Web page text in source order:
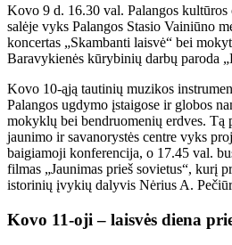
Kovo 9 d. 16.30 val. Palangos
salėje vyks Palangos Stasio Vainiūno
koncertas „Skambanti laisvė“ bei
Baravykienės kūrybinių darbų paroda
Kovo 10-ąją tautinių muzikos
Palangos ugdymo įstaigose ir globos
mokyklų bei bendruomenių erdves. Tą
jaunimo ir savanorystės centre vyks
baigiamoji konferencija, o 17.45 val.
filmas „Jaunimas prieš sovietus“, kurį
istorinių įvykių dalyvis Nėrius A.
Kovo 11-oji – laisvės diena